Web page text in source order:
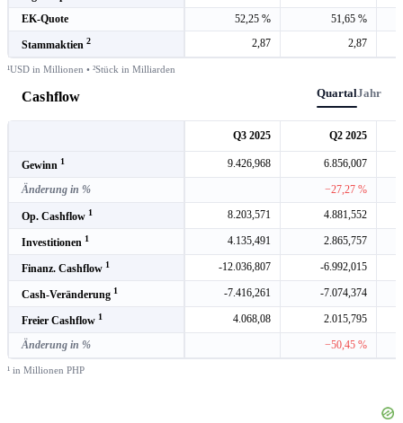
EK-Quote
52,25 % 51,65 %
Stammaktien 2 2,87 2,87
¹USD in Millionen • ²Stück in Milliarden
Cashflow QuartalJahr
Q3 2025 Q2 2025
Gewinn 1 9.426,968 6.856,007
Änderung in % −27,27 %
Op. Cashflow 1 8.203,571 4.881,552
Investitionen 1 4.135,491 2.865,757
Finanz. Cashflow 1 -12.036,807 -6.992,015
Cash-Veränderung 1 -7.416,261 -7.074,374
Freier Cashflow 1 4.068,08 2.015,795
Änderung in % −50,45 %
¹ in Millionen PHP